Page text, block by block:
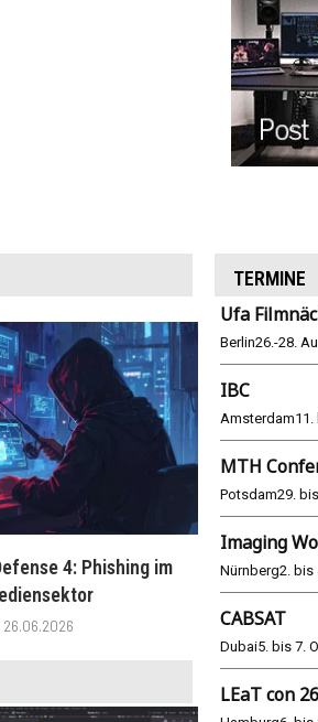
4: Phishing im
26.06.2026
WM
TERMINE
Ufa
Berlin26.-28.
IBC
Amsterdam
MTH
Potsdam29.
Imaging
Nürnberg2. bis
CABSAT
Dubai5. bis 7.
LEaT con 26